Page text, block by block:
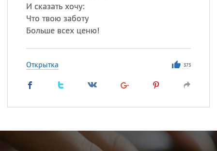
И сказать хочу:
Что твою заботу
Больше всех ценю!
Открытка 373